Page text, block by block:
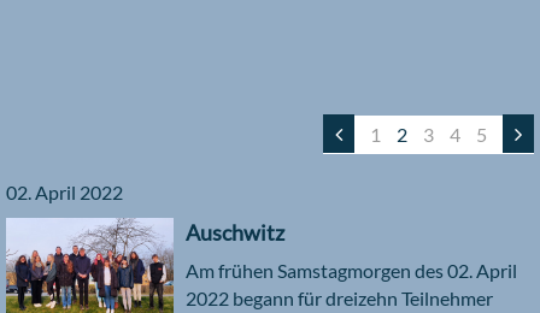
1 2 3 4 5
02. April 2022
Auschwitz
Am frühen Samstagmorgen des 02. April
2022 begann für dreizehn Teilnehmer